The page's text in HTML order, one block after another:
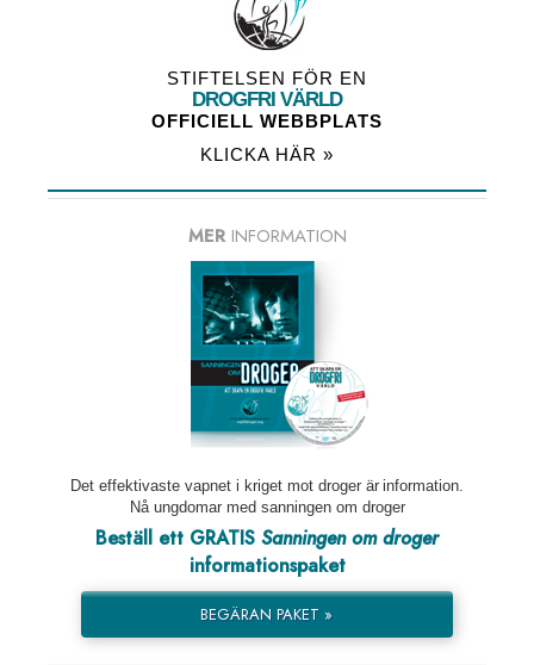
STIFTELSEN FÖR EN
DROGFRI VÄRLD
OFFICIELL WEBBPLATS
KLICKA HÄR »
MER INFORMATION
Det effektivaste vapnet i kriget mot droger är information.
Nå ungdomar med sanningen om droger
Beställ ett GRATIS Sanningen om droger
informationspaket
BEGÄRAN PAKET »